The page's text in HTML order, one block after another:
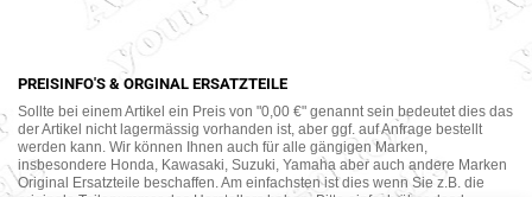
PREISINFO'S & ORGINAL ERSATZTEILE
Sollte bei einem Artikel ein Preis von "0,00 €" genannt sein bedeutet dies das
der Artikel nicht lagermässig vorhanden ist, aber ggf. auf Anfrage bestellt
werden kann. Wir können Ihnen auch für alle gängigen Marken,
insbesondere Honda, Kawasaki, Suzuki, Yamaha aber auch andere Marken
Original Ersatzteile beschaffen. Am einfachsten ist dies wenn Sie z.B. die